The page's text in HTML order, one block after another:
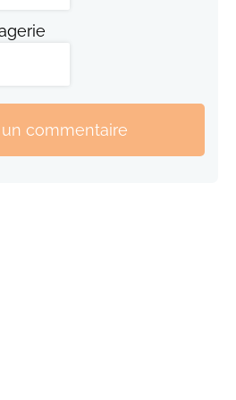
un commentaire